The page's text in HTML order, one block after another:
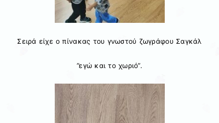
Σειρά είχε ο πίνακας του γνωστού ζωγράφου Σαγκάλ
”εγώ και το χωριό”.